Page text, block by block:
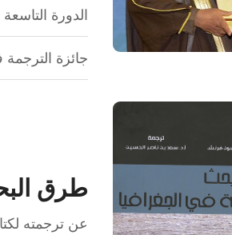
الدورة التاسعة
جائزة الترجمة
طرق
عن ترجمته